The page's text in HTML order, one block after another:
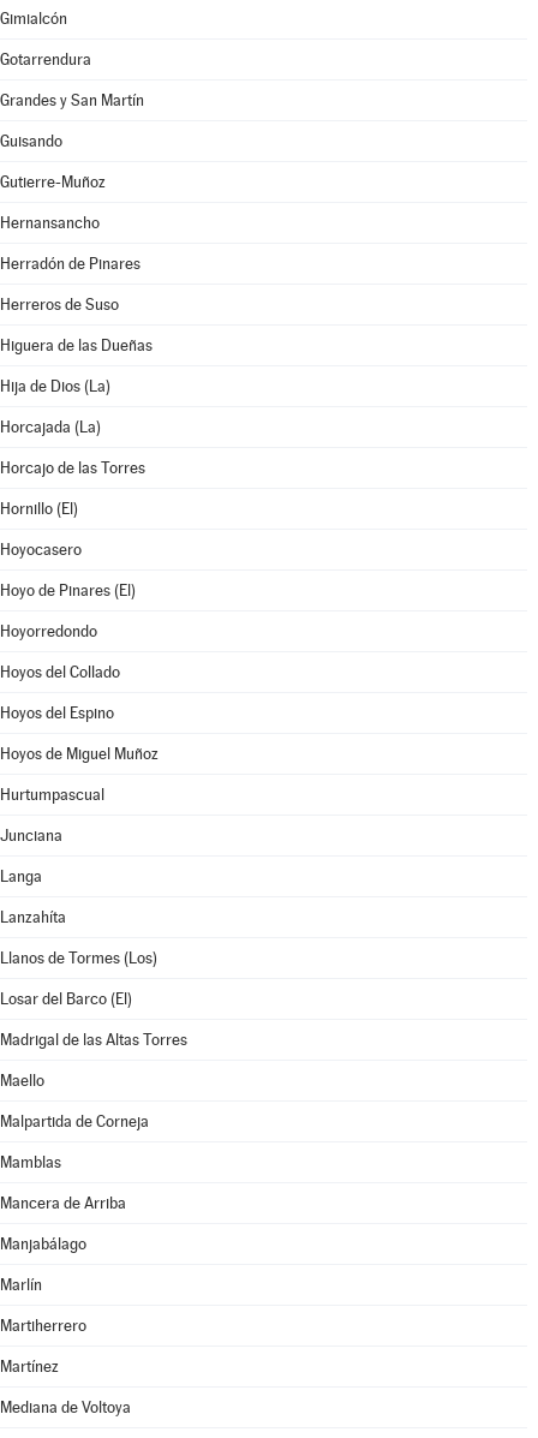
Gimialcón
Gotarrendura
Grandes y San Martín
Guisando
Gutierre-Muñoz
Hernansancho
Herradón de Pinares
Herreros de Suso
Higuera de las Dueñas
Hija de Dios (La)
Horcajada (La)
Horcajo de las Torres
Hornillo (El)
Hoyocasero
Hoyo de Pinares (El)
Hoyorredondo
Hoyos del Collado
Hoyos del Espino
Hoyos de Miguel Muñoz
Hurtumpascual
Junciana
Langa
Lanzahíta
Llanos de Tormes (Los)
Losar del Barco (El)
Madrigal de las Altas Torres
Maello
Malpartida de Corneja
Mamblas
Mancera de Arriba
Manjabálago
Marlín
Martiherrero
Martínez
Mediana de Voltoya